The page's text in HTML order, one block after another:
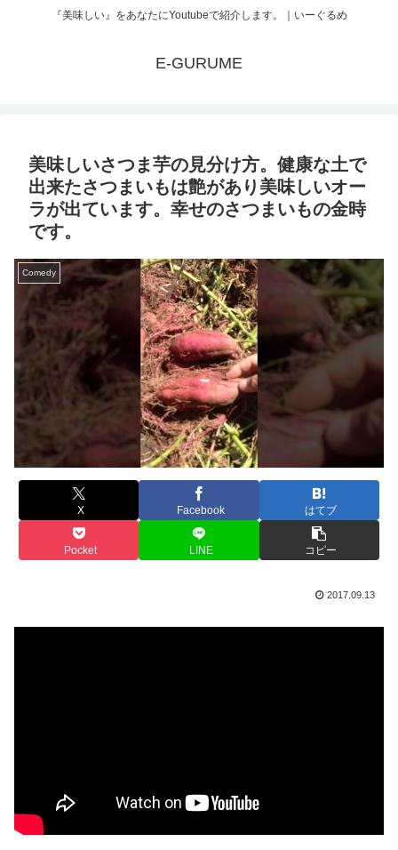
『美味しい』をあなたにYoutubeで紹介します。｜いーぐるめ
E-GURUME
美味しいさつま芋の見分け方。健康な土で
出来たさつまいもは艶があり美味しいオー
ラが出ています。幸せのさつまいもの金時
です。
Comedy
X Facebook はてブ
Pocket LINE コピー
2017.09.13